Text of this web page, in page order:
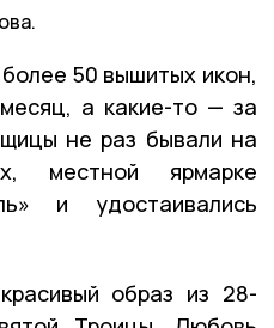
50 вышитых икон,
а какие-то — за
не раз бывали на
местной ярмарке
и удостаивались
образ из 28-